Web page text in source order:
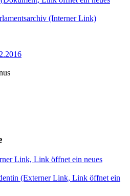
(Interner Link)
Link, Link öffnet ein neues
(Externer Link, Link öffnet ein